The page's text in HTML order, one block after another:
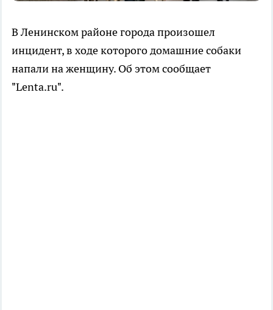
В Ленинском районе города произошел
инцидент, в ходе которого домашние собаки
напали на женщину. Об этом сообщает
"Lenta.ru".